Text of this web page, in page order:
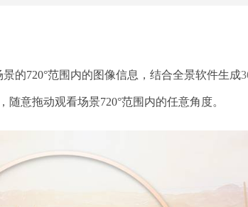
的720°范围内的图像信息，结合全景软件生成
意拖动观看场景720°范围内的任意角度。